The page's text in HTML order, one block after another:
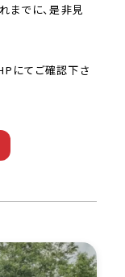
までに、是非見
にてご確認下さ